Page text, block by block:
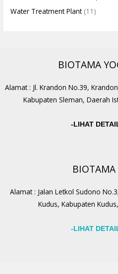
Water Treatment Plant(11)
BIOTAMA
Alamat : Jl. Krandon No.39,
Kabupaten Sleman, Daerah
-LIHAT
BIOTAMA
Alamat : Jalan Letkol Sudono
Kudus, Kabupaten
-LIHAT